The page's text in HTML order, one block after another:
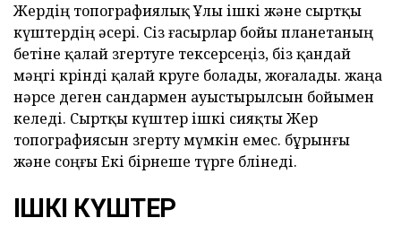
Жердің топографиялық Ұлы ішкі және сыртқы
күштердің әсері. Сіз ғасырлар бойы планетаның
бетіне қалай өзгертуге тексерсеңіз, біз қандай
мәңгі көрінді қалай көруге болады, жоғалады. жаңа
нәрсе деген сандармен ауыстырылсын бойымен
келеді. Сыртқы күштер ішкі сияқты Жер
топографиясын өзгерту мүмкін емес. бұрынғы
және соңғы Екі бірнеше түрге бөлінеді.
ІШКІ КҮШТЕР